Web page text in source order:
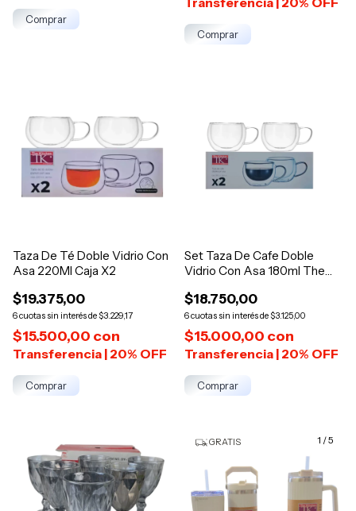
Taza De Té Doble Vidrio Con
Asa 220Ml Caja X2
$19.375,00
6 $3.229,17
$15.500,00 con
Set Taza De Cafe Doble
Vidrio Con Asa 180ml The
$18.750,00
6 $3.125,00
$15.000,00 con
1 /5
GRATIS